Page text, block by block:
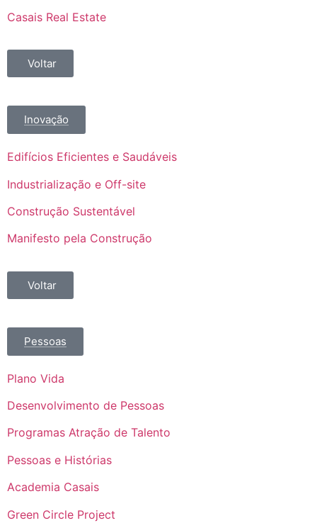
Casais Real Estate
Voltar
Inovação
Edifícios Eficientes e Saudáveis
Industrialização e Off-site
Construção Sustentável
Manifesto pela Construção
Voltar
Pessoas
Plano Vida
Desenvolvimento de Pessoas
Programas Atração de Talento
Pessoas e Histórias
Academia Casais
Green Circle Project